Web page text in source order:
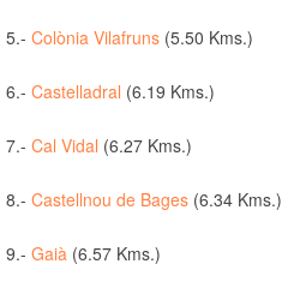
5.- Colònia Vilafruns (5.50 Kms.)
6.- Castelladral (6.19 Kms.)
7.- Cal Vidal (6.27 Kms.)
8.- Castellnou de Bages (6.34 Kms.)
9.- Gaià (6.57 Kms.)